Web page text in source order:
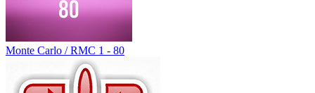
Monte Carlo / RMC 1 - 80